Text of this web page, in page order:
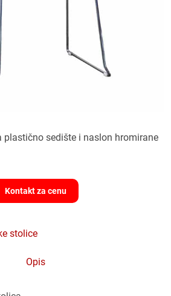
plastično sedište i naslon hromirane
Kontakt za cenu
stolice
Opis